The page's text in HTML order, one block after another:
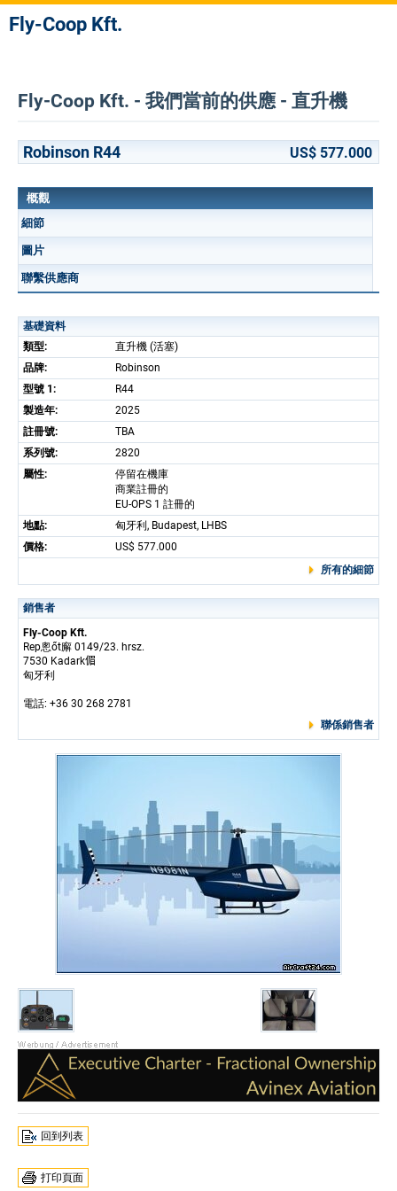
Fly-Coop Kft.
Fly-Coop Kft. - 我們當前的供應 - 直升機
Robinson R44 US$ 577.000
概觀
細節
圖片
聯繫供應商
基礎資料
類型:
直升機 (活塞)
品牌:
Robinson
型號 1:
R44
製造年:
2025
註冊號:
TBA
系列號:
2820
屬性:
停留在機庫
商業註冊的
EU-OPS 1 註冊的
地點:
匈牙利, Budapest, LHBS
價格:
US$ 577.000
所有的細節
銷售者
Fly-Coop Kft.
Rep悤őt廨 0149/23. hrsz.
7530 Kadark𠋥
匈牙利
電話: +36 30 268 2781
聯係銷售者
回到列表
打印頁面